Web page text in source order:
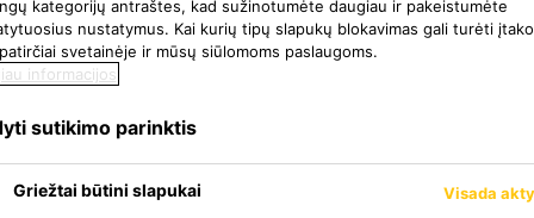
kategorijų antraštes, kad sužinotumėte daugiau ir pakeistumėte
nustatymus. Kai kurių tipų slapukų blokavimas gali turėti
svetainėje ir mūsų siūlomoms paslaugoms.
informacijos
sutikimo parinktis
Griežtai būtini slapukai Visada